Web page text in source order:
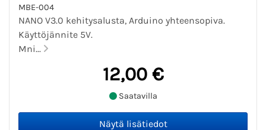
MBE-004
NANO V3.0 kehitysalusta, Arduino yhteensopiva.
Käyttöjännite 5V.
Mni...
12,00 €
Saatavilla